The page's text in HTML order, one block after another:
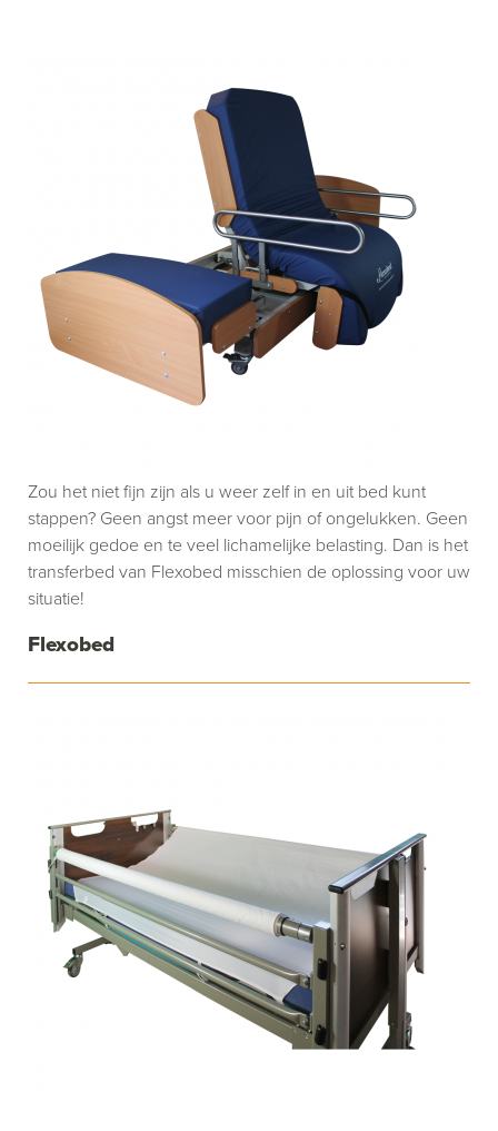
Flexobed
Zou het niet fijn zijn als u weer zelf in en uit bed kunt
stappen? Geen angst meer voor pijn of ongelukken. Geen
moeilijk gedoe en te veel lichamelijke belasting. Dan is het
transferbed van Flexobed misschien de oplossing voor uw
situatie!